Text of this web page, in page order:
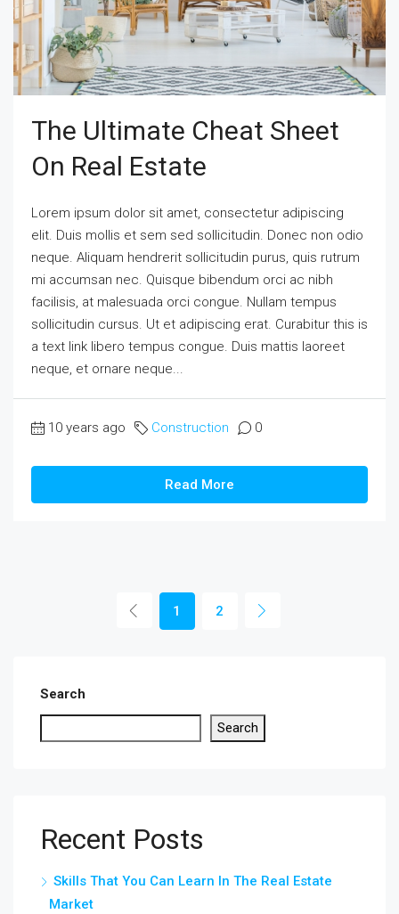
The Ultimate Cheat Sheet
On Real Estate
Lorem ipsum dolor sit amet, consectetur adipiscing
elit. Duis mollis et sem sed sollicitudin. Donec non odio
neque. Aliquam hendrerit sollicitudin purus, quis rutrum
mi accumsan nec. Quisque bibendum orci ac nibh
facilisis, at malesuada orci congue. Nullam tempus
sollicitudin cursus. Ut et adipiscing erat. Curabitur this is
a text link libero tempus congue. Duis mattis laoreet
neque, et ornare neque...
10 years ago Construction 0
Read More
1 2
Search
Search
Recent Posts
Skills That You Can Learn In The Real Estate
Market